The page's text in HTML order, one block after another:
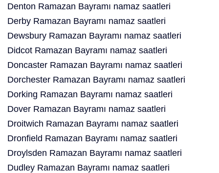
Denton Ramazan Bayramı namaz saatleri
Derby Ramazan Bayramı namaz saatleri
Dewsbury Ramazan Bayramı namaz saatleri
Didcot Ramazan Bayramı namaz saatleri
Doncaster Ramazan Bayramı namaz saatleri
Dorchester Ramazan Bayramı namaz saatleri
Dorking Ramazan Bayramı namaz saatleri
Dover Ramazan Bayramı namaz saatleri
Droitwich Ramazan Bayramı namaz saatleri
Dronfield Ramazan Bayramı namaz saatleri
Droylsden Ramazan Bayramı namaz saatleri
Dudley Ramazan Bayramı namaz saatleri